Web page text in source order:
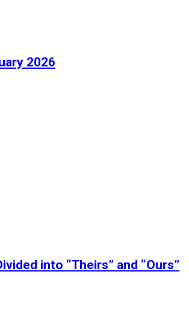
2026
into “Theirs” and “Ours”